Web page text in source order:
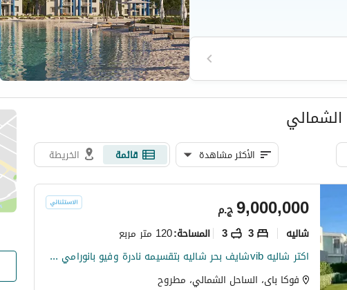
رياضية ومراكز تجارية
الأكثر مشاهدة قائمة الخريطة
ج.م9,000,000
شاليه 3
3 المساحة:120 متر مربع
اكتر شاليه vibشايف بحر شاليه بتقسيمه نادرة وفيو بانورامي مايتفوتش ع البحر واللاجون الشاليه 2د للبحر تريبل فيو بوول لاند سكيب بحر
فوكا باى، الساحل الشمالي، مطروح